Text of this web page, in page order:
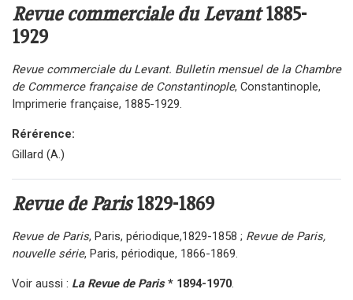
Revue commerciale du Levant1885-
1929
Revue commerciale du Levant. Bulletin mensuel de la Chambre
de Commerce française de Constantinople, Constantinople,
Imprimerie française, 1885-1929.
Rérérence:
Gillard (A.)
Revue de Paris1829-1869
Revue de Paris, Paris, périodique,1829-1858 ; Revue de Paris,
nouvelle série, Paris, périodique, 1866-1869.
Voir aussi : La Revue de Paris* 1894-1970